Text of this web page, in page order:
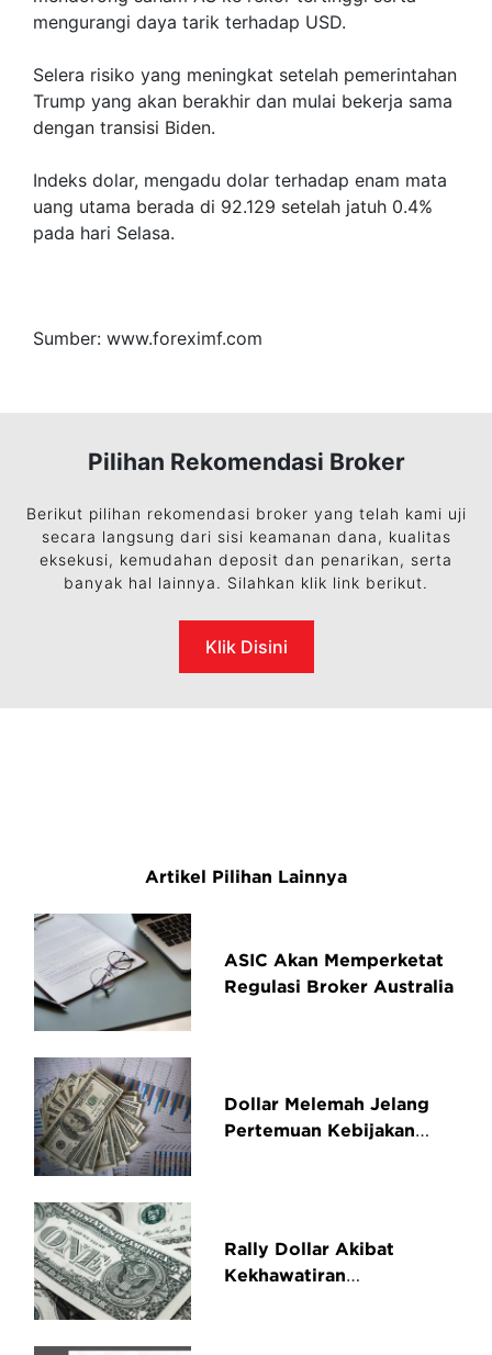
mengurangi daya tarik terhadap USD.
Selera risiko yang meningkat setelah pemerintahan
Trump yang akan berakhir dan mulai bekerja sama
dengan transisi Biden.
Indeks dolar, mengadu dolar terhadap enam mata
uang utama berada di 92.129 setelah jatuh 0.4%
pada hari Selasa.
Sumber: www.foreximf.com
Pilihan Rekomendasi Broker
Berikut pilihan rekomendasi broker yang telah kami uji
secara langsung dari sisi keamanan dana, kualitas
eksekusi, kemudahan deposit dan penarikan, serta
banyak hal lainnya. Silahkan klik link berikut.
Klik Disini
Artikel Pilihan Lainnya
ASIC Akan Memperketat
Regulasi Broker Australia
Dollar Melemah Jelang
Pertemuan Kebijakan
Rally Dollar Akibat
Kekhawatiran